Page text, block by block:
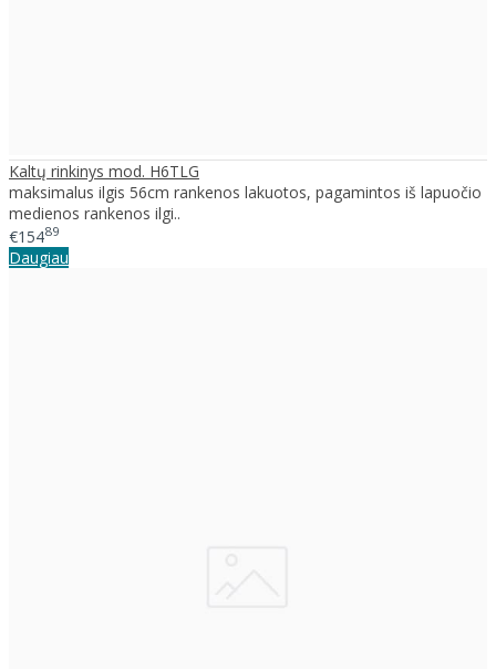
Kaltų rinkinys mod. H6TLG
maksimalus ilgis 56cm rankenos lakuotos, pagamintos iš lapuočio
medienos rankenos ilgi..
€15489
Daugiau